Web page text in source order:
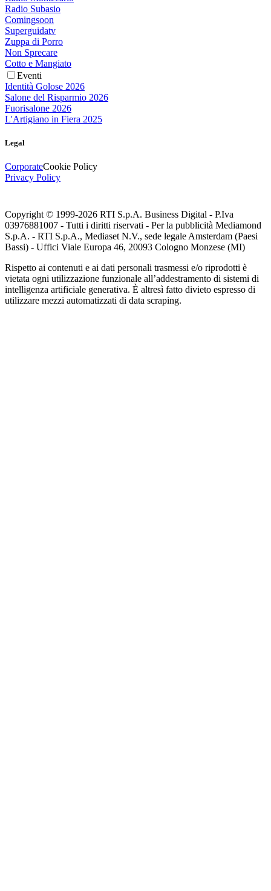
Radio Subasio
Comingsoon
Superguidatv
Zuppa di Porro
Non Sprecare
Cotto e Mangiato
Eventi
Identità Golose 2026
Salone del Risparmio 2026
Fuorisalone 2026
L'Artigiano in Fiera 2025
Legal
CorporateCookie Policy
Privacy Policy
Copyright © 1999-2026 RTI S.p.A. Business Digital - P.Iva
03976881007 - Tutti i diritti riservati - Per la pubblicità Mediamond
S.p.A. - RTI S.p.A., Mediaset N.V., sede legale Amsterdam (Paesi
Bassi) - Uffici Viale Europa 46, 20093 Cologno Monzese (MI)
Rispetto ai contenuti e ai dati personali trasmessi e/o riprodotti è
vietata ogni utilizzazione funzionale all’addestramento di sistemi di
intelligenza artificiale generativa. È altresì fatto divieto espresso di
utilizzare mezzi automatizzati di data scraping.